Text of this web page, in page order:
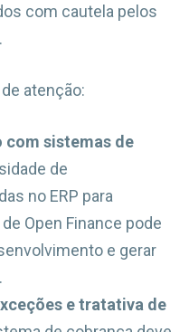
com cautela pelos
atenção:
com sistemas de
de
no ERP para
Open Finance pode
e gerar
e tratativa de